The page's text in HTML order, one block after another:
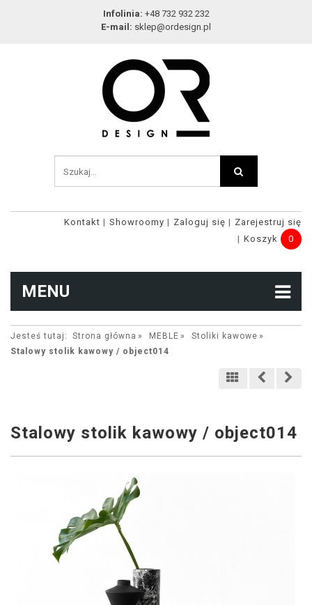
Infolinia: +48 732 932 232
E-mail: sklep@ordesign.pl
Kontakt Showroomy Zaloguj się
Zarejestruj się
Koszyk
0
MENU
Jesteś tutaj: Strona główna MEBLE
Stoliki kawowe
Stalowy stolik kawowy / object014
Stalowy stolik kawowy / object014